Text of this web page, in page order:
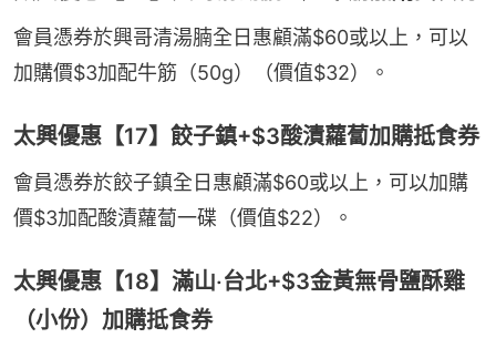
會員憑券於興哥清湯腩全日惠顧滿$60或以上，可以
加購價$3加配牛筋（50g）（價值$32）。
太興優惠【17】餃子鎮+$3酸漬蘿蔔加購抵食券
會員憑券於餃子鎮全日惠顧滿$60或以上，可以加購
價$3加配酸漬蘿蔔一碟（價值$22）。
太興優惠【18】滿山‧台北+$3金黃無骨鹽酥雞
（小份）加購抵食券